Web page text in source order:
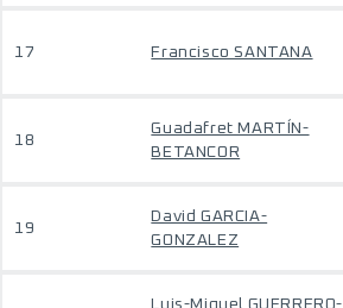
17 Francisco SANTANA
18
Guadafret MARTÍN-
BETANCOR
19
David GARCIA-
GONZALEZ
Luis-Miguel GUERRERO-